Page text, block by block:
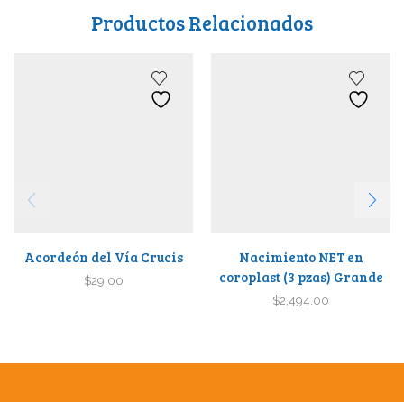
Productos Relacionados
Acordeón del Vía Crucis
$29.00
Nacimiento NET en
coroplast (3 pzas) Grande
$2,494.00